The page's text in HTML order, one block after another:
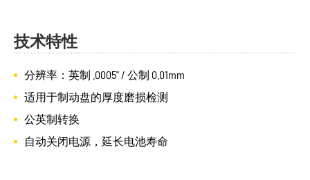
技术特性
分辨率：英制 .0005" / 公制 0.01mm
适用于制动盘的厚度磨损检测
公英制转换
自动关闭电源，延长电池寿命